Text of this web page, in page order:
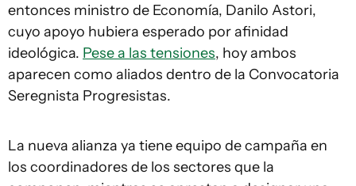
entonces ministro de Economía, Danilo Astori,
cuyo apoyo hubiera esperado por afinidad
ideológica. Pese a las tensiones, hoy ambos
aparecen como aliados dentro de la Convocatoria
Seregnista Progresistas.
La nueva alianza ya tiene equipo de campaña en
los coordinadores de los sectores que la